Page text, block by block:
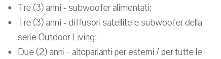
Tre (3) anni - subwoofer alimentati;
Tre (3) anni - diffusori satellite e subwoofer della
serie Outdoor Living;
Due (2) anni - altoparlanti per esterni / per tutte le